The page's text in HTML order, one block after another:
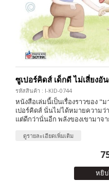
ซูเปอร์คิดส์ เด็กดี ไม่เสี่ยงอั
รหัสสินค้า : I-KID-0744
หนังสือเล่มนี้เป็นเรื่องราวของ "
เปอร์คิดส์ นั่นไม่ได้หมายความ
แต่ดีกว่านั่นอีก พลังของเขามาจ
ดูรายละเอียดเพิ่มเติม
หยิบ